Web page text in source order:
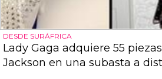
DESDE SURÁFRICA
Lady Gaga adquiere 55
Jackson en una subasta a